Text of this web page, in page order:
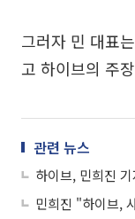
그러자 민 대표
고 하이브의 주
관련 뉴스
하이브, 민희진